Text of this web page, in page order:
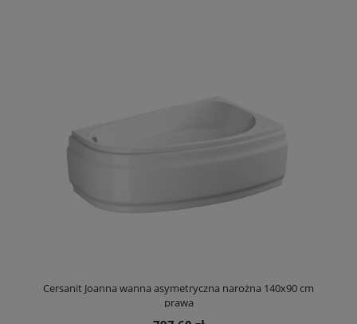
Cersanit Joanna wanna asymetryczna narożna 140x90 cm
prawa